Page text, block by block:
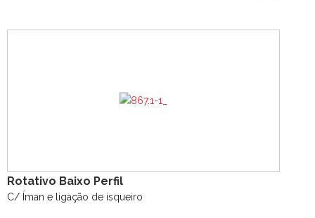
Rotativo Baixo Perfil
C/ Íman e ligação de isqueiro